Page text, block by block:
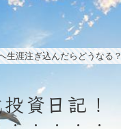
生涯注ぎ込んだらどうなる？
資日記！